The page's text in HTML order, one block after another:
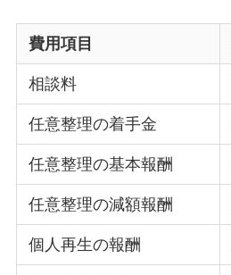
費用項目
相談料
任意整理の着手金
任意整理の基本報酬
任意整理の減額報酬
個人再生の報酬